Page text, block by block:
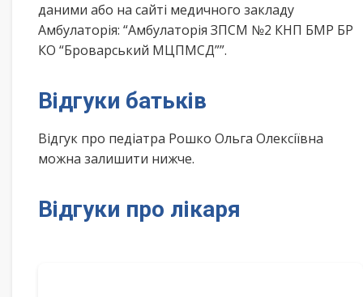
даними або на сайті медичного закладу
Амбулаторія: “Амбулаторія ЗПСМ №2 КНП БМР БР
КО “Броварський МЦПМСД””.
Відгуки батьків
Відгук про педіатра Рошко Ольга Олексіївна
можна залишити нижче.
Відгуки про лікаря